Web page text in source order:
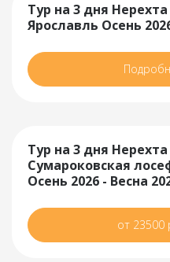
Тур на 3 дня
Ярославль Осень
Тур на 3 дня
Сумароковская
Осень 2026 - Весна
от 23500